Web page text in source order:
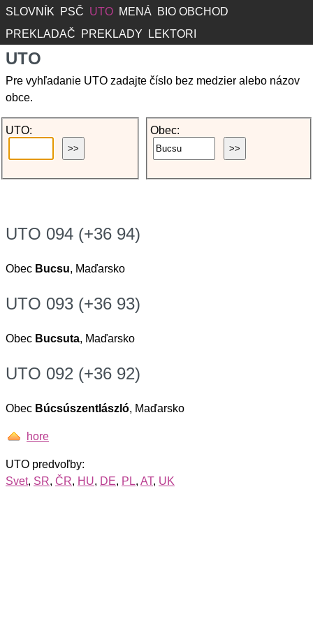
SLOVNÍK PSČ UTO MENÁ
BIO OBCHOD
PREKLADAČ
PREKLADY LEKTORI
UTO
Pre vyhľadanie UTO zadajte číslo bez medzier alebo názov
obce.
UTO: Obec:
UTO 094 (+36 94)
Obec Bucsu, Maďarsko
UTO 093 (+36 93)
Obec Bucsuta, Maďarsko
UTO 092 (+36 92)
Obec Búcsúszentlászló, Maďarsko
hore
UTO predvoľby:
Svet, SR, ČR, HU, DE, PL, AT, UK